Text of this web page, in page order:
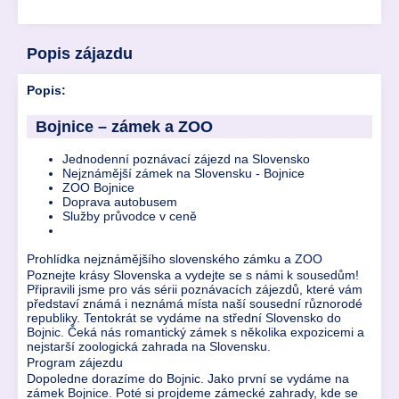
Popis zájazdu
Popis:
Bojnice – zámek a ZOO
Jednodenní poznávací zájezd na Slovensko
Nejznámější zámek na Slovensku - Bojnice
ZOO Bojnice
Doprava autobusem
Služby průvodce v ceně
Prohlídka nejznámějšího slovenského zámku a ZOO
Poznejte krásy Slovenska a vydejte se s námi k sousedům!
Připravili jsme pro vás sérii poznávacích zájezdů, které vám
představí známá i neznámá místa naší sousední různorodé
republiky. Tentokrát se vydáme na střední Slovensko do
Bojnic. Čeká nás romantický zámek s několika expozicemi a
nejstarší zoologická zahrada na Slovensku.
Program zájezdu
Dopoledne dorazíme do Bojnic. Jako první se vydáme na
zámek Bojnice. Poté si projdeme zámecké zahrady, kde se